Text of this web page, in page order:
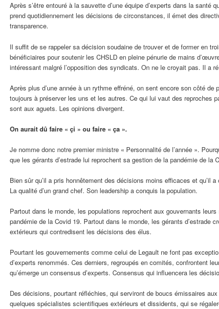
Après s’être entouré à la sauvette d’une équipe d’experts dans la santé
prend quotidiennement les décisions de circonstances, il émet des
transparence.
Il suffit de se rappeler sa décision soudaine de trouver et de former en
bénéficiaires pour soutenir les CHSLD en pleine pénurie de mains
intéressant malgré l’opposition des syndicats. On ne le croyait pas. Il a
Après plus d’une année à un rythme effréné, on sent encore son côté de
toujours à préserver les uns et les autres. Ce qui lui vaut des reproches
sont aux aguets. Les opinions divergent.
On aurait dû faire « çi » ou faire « ça ».
Je nomme donc notre premier ministre « Personnalité de l’année ».
que les gérants d’estrade lui reprochent sa gestion de la pandémie de la
Bien sûr qu’il a pris honnêtement des décisions moins efficaces et qu’il
La qualité d’un grand chef. Son leadership a conquis la population.
Partout dans le monde, les populations reprochent aux gouvernants
pandémie de la Covid 19. Partout dans le monde, les gérants d’estrade
extérieurs qui contredisent les décisions des élus.
Pourtant les gouvernements comme celui de Legault ne font pas
d’experts renommés. Ces derniers, regroupés en comités, confrontent
qu’émerge un consensus d’experts. Consensus qui influencera les
Des décisions, pourtant réfléchies, qui serviront de boucs émissaires
quelques spécialistes scientifiques extérieurs et dissidents, qui se